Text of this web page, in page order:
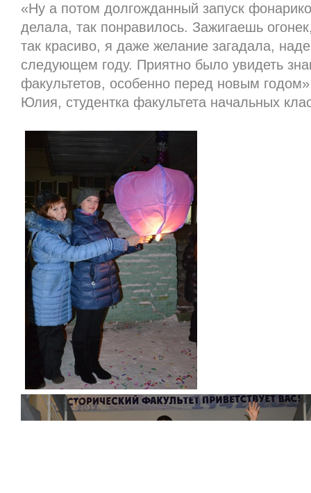
«Ну а потом долгожданный запуск
делала, так понравилось. Зажигаешь
так красиво, я даже желание загадала,
следующем году. Приятно было увидеть
факультетов, особенно перед новым
Юлия, студентка факультета начальных